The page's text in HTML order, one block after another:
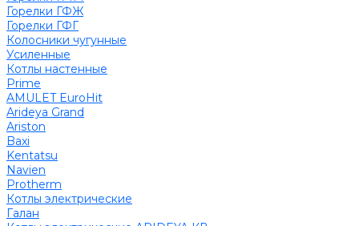
Горелки ГФЖ
Горелки ГФГ
Колосники чугунные
Усиленные
Котлы настенные
Prime
AMULET EuroHit
Arideya Grand
Ariston
Baxi
Kentatsu
Navien
Protherm
Котлы электрические
Галан